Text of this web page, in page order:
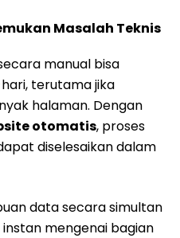
Masalah Teknis
manual bisa
terutama jika
halaman. Dengan
otomatis, proses
diselesaikan dalam
data secara simultan
mengenai bagian